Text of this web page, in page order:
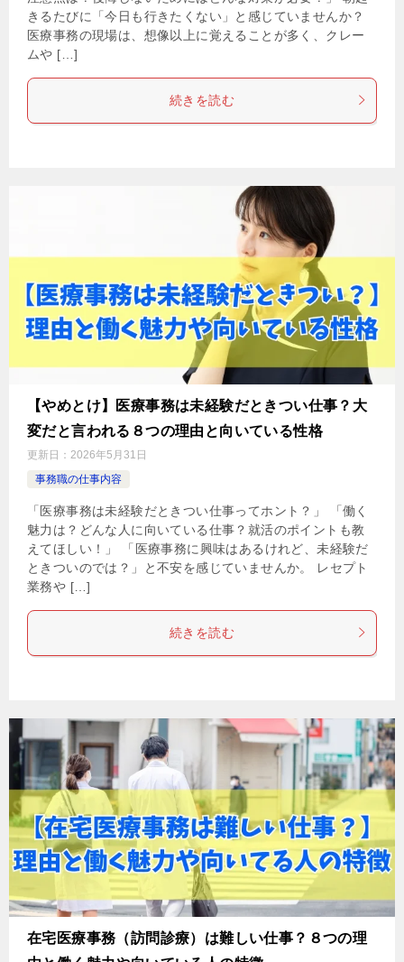
きるたびに「今日も行きたくない」と感じていませんか？
医療事務の現場は、想像以上に覚えることが多く、クレー
ムや […]
続きを読む
【やめとけ】医療事務は未経験だときつい仕事？大
変だと言われる８つの理由と向いている性格
更新日： 2026年5月31日
事務職の仕事内容
「医療事務は未経験だときつい仕事ってホント？」 「働く
魅力は？どんな人に向いている仕事？就活のポイントも教
えてほしい！」 「医療事務に興味はあるけれど、未経験だ
ときついのでは？」と不安を感じていませんか。 レセプト
業務や […]
続きを読む
在宅医療事務（訪問診療）は難しい仕事？８つの理